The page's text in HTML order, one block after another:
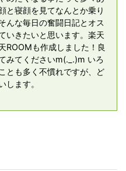
と寝顔を見てなんとか乗り
んな毎日の奮闘日記とオス
いきたいと思います。楽天
ROOMも作成しました！良
みてくださいm(._.)m いろ
とも多く不慣れですが、ど
します。